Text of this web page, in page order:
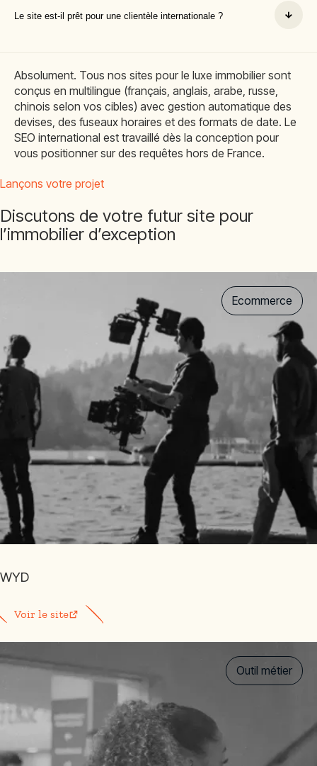
Le site est-il prêt pour une clientèle internationale ?
Absolument. Tous nos sites pour le luxe immobilier sont
conçus en multilingue (français, anglais, arabe, russe,
chinois selon vos cibles) avec gestion automatique des
devises, des fuseaux horaires et des formats de date. Le
SEO international est travaillé dès la conception pour
vous positionner sur des requêtes hors de France.
Lançons votre projet
Discutons de votre futur site pour
l’immobilier d’exception
Ecommerce
WYD
Voir le site
Outil métier